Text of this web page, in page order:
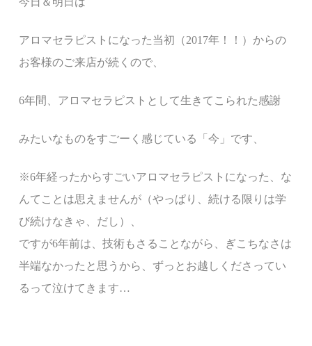
アロマセラピストになった当初（2017年！！）からの
お客様のご来店が続くので、
6年間、アロマセラピストとして生きてこられた感謝
みたいなものをすごーく感じている「今」です、
※6年経ったからすごいアロマセラピストになった、な
んてことは思えませんが （やっぱり、続ける限りは学
び続けなきゃ、だし）、
ですが6年前は、技術もさることながら、ぎこちなさは
半端なかったと思うから
、ずっとお越しくださってい
るって泣けてきます…